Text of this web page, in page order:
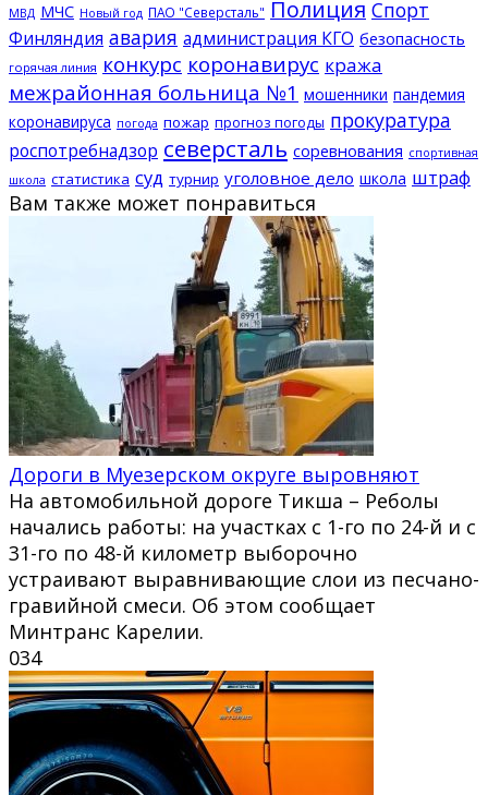
МВД МЧС Новый год ПАО "Северсталь" Полиция Спорт
Финляндия авария администрация КГО безопасность
горячая линия конкурс коронавирус кража
межрайонная больница №1 мошенники пандемия
коронавируса погода пожар прогноз погоды прокуратура
роспотребнадзор северсталь соревнования спортивная
школа статистика суд турнир уголовное дело школа штраф
Вам также может понравиться
Дороги в Муезерском округе выровняют
На автомобильной дороге Тикша – Реболы
начались работы: на участках с 1-го по 24-й и с
31-го по 48-й километр выборочно
устраивают выравнивающие слои из песчано-
гравийной смеси. Об этом сообщает
Минтранс Карелии.
034